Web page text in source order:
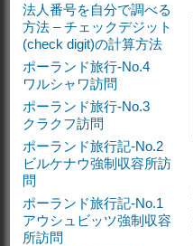
法人番号を自分で調べる
方法 – チェックデジット
(check digit)の計算方法
ポーランド旅行-No.4
ワルシャワ訪問
ポーランド旅行-No.3
クラクフ訪問
ポーランド旅行記-No.2
ビルケナウ強制収容所訪
問
ポーランド旅行記-No.1
アウシュビッツ強制収容
所訪問